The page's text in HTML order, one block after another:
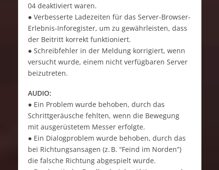
04 deaktiviert waren.
● Verbesserte Ladezeiten für das Server-Browser-
Erlebnis-Inforegister, um zu gewährleisten, dass
der Beitritt korrekt funktioniert.
● Schreibfehler in der Meldung korrigiert, wenn
versucht wurde, einem nicht verfügbaren Server
beizutreten.
AUDIO:
● Ein Problem wurde behoben, durch das
Schrittgeräusche fehlten, wenn die Bewegung
mit ausgerüstetem Messer erfolgte.
● Ein Dialogproblem wurde behoben, durch das
bei Richtungsansagen (z. B. “Feind im Norden”)
die falsche Richtung abgespielt wurde.